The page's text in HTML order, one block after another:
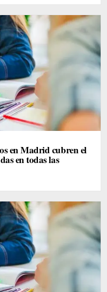
en Madrid cubren el
en todas las